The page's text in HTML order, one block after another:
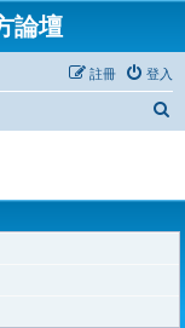
論壇
登入
註冊